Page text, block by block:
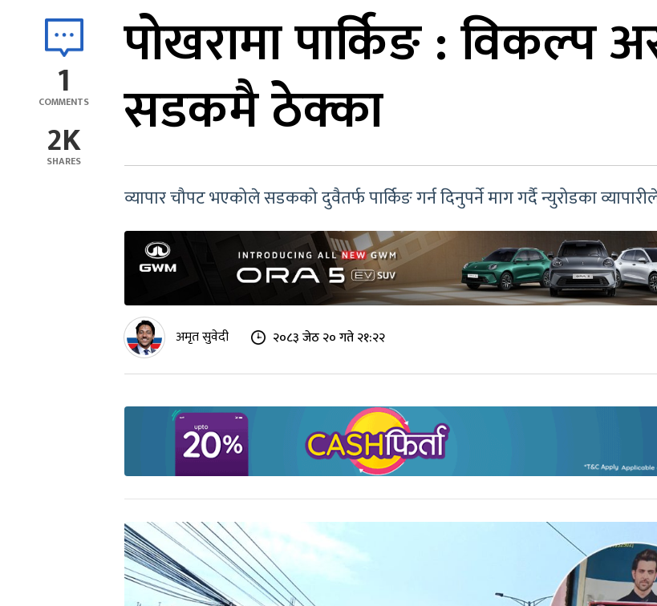
1
COMMENTS
2K
SHARES
पोखरामा पार्किङ :
सडकमै ठेक्का
व्यापार चौपट भएकोले सडकको दुवैतर्फ पार्किङ गर्न दिनुपर्ने माग गर्दै न्युरोडका
अमृत सुवेदी २०८३ जेठ २० गते २१:२२